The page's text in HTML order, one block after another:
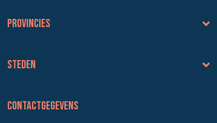
Provincies
Steden
Contactgegevens